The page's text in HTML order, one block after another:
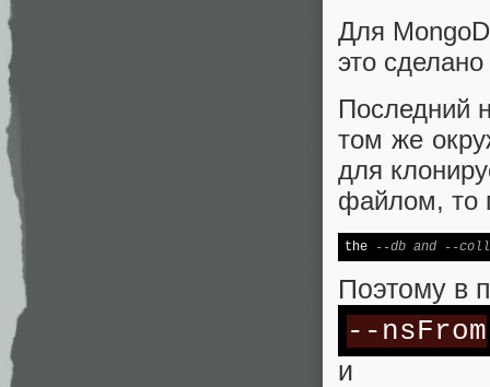
Для
это
Последний
том же
для
файлом, то
the --db and --
Поэтому в
--nsFrom
и